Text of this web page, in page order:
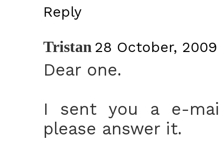
Reply
Tristan 28 October,
Dear one.
I sent you a e-
please answer it.